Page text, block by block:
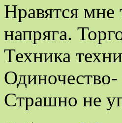
Нравятся мне
напряга.
Техника
Одиночество-
Страшно не